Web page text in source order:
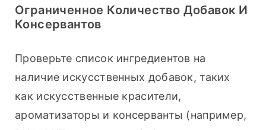
Ограниченное Количество Добавок И
Консервантов
Проверьте список ингредиентов на
наличие искусственных добавок, таких
как искусственные красители,
ароматизаторы и консерванты (например,